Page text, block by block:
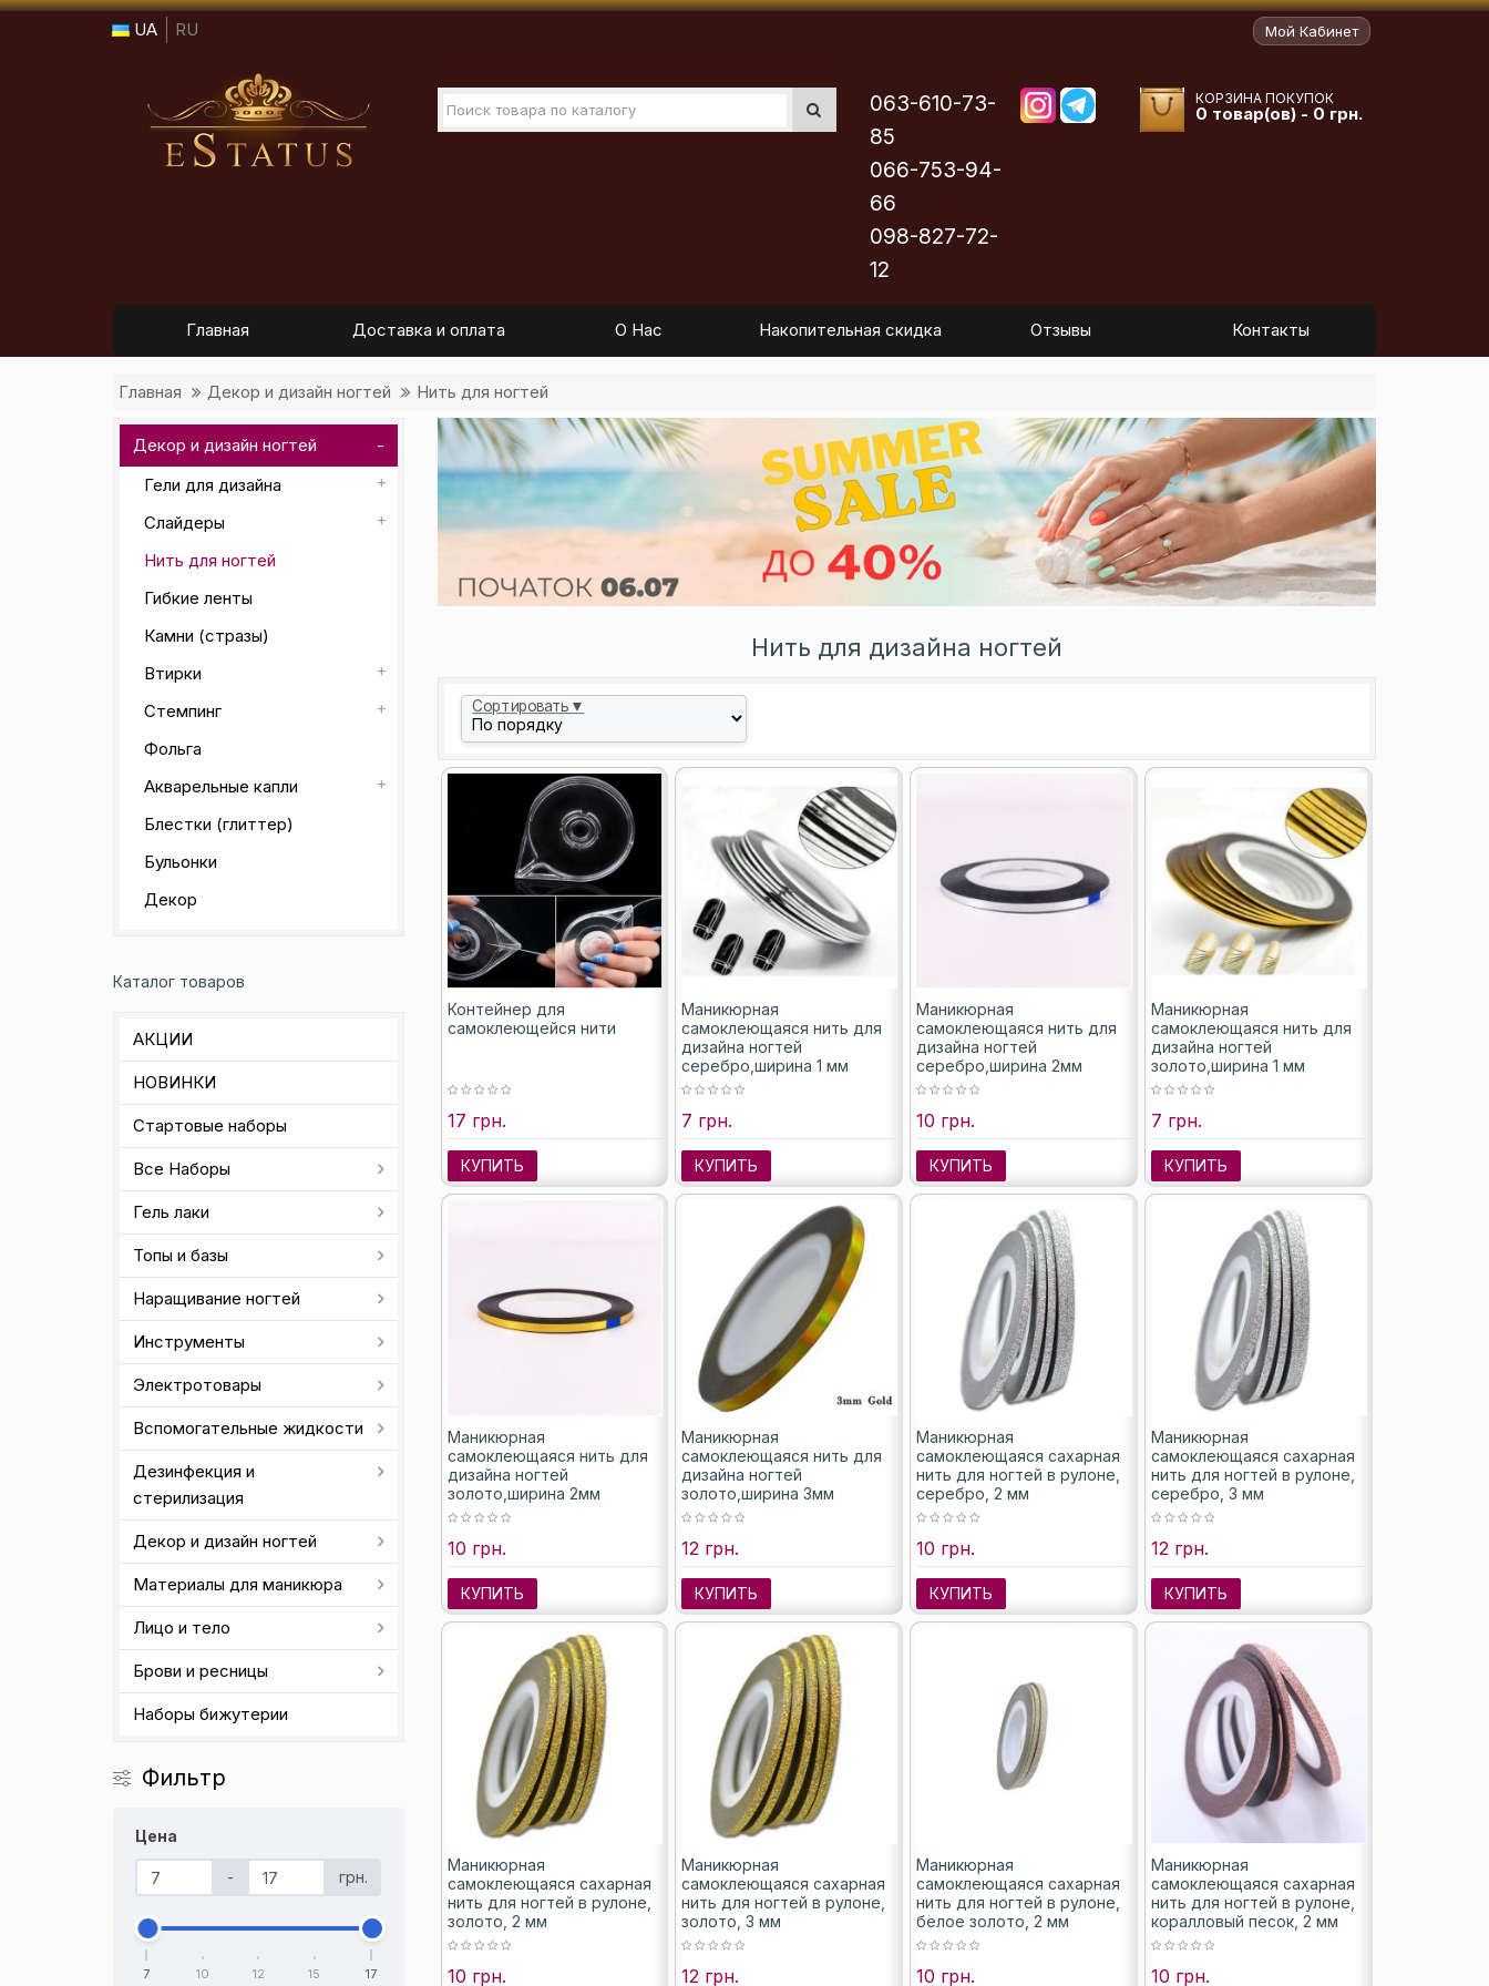
UA RU Мой Кабинет
063-610-73-
85
066-753-94-
66
098-827-72-
12
КОРЗИНА ПОКУПОК
0 товар(ов) - 0 грн.
Главная Доставка и оплата О Нас Накопительная скидка Отзывы Контакты
Главная Декор и дизайн ногтей Нить для ногтей
Декор и дизайн ногтей
Гели для дизайна
Слайдеры
Нить для ногтей
Гибкие ленты
Камни (стразы)
Втирки
Стемпинг
Фольга
Акварельные капли
Блестки (глиттер)
Бульонки
Декор
Каталог товаров
АКЦИИ
НОВИНКИ
Стартовые наборы
Все Наборы
Гель лаки
Топы и базы
Наращивание ногтей
Инструменты
Электротовары
Вспомогательные жидкости
Дезинфекция и
стерилизация
Декор и дизайн ногтей
Материалы для маникюра
Лицо и тело
Брови и ресницы
Наборы бижутерии
Фильтр
Цена
- грн.
7 10 12 15 17
Нить для дизайна ногтей
Сортировать▼
Контейнер для
самоклеющейся нити
17 грн.
КУПИТЬ
Маникюрная
самоклеющаяся нить для
дизайна ногтей
серебро,ширина 1 мм
7 грн.
КУПИТЬ
Маникюрная
самоклеющаяся нить для
дизайна ногтей
серебро,ширина 2мм
10 грн.
КУПИТЬ
Маникюрная
самоклеющаяся нить для
дизайна ногтей
золото,ширина 1 мм
7 грн.
КУПИТЬ
Маникюрная
самоклеющаяся нить для
дизайна ногтей
золото,ширина 2мм
10 грн.
КУПИТЬ
Маникюрная
самоклеющаяся нить для
дизайна ногтей
золото,ширина 3мм
12 грн.
КУПИТЬ
Маникюрная
самоклеющаяся сахарная
нить для ногтей в рулоне,
серебро, 2 мм
10 грн.
КУПИТЬ
Маникюрная
самоклеющаяся сахарная
нить для ногтей в рулоне,
серебро, 3 мм
12 грн.
КУПИТЬ
Маникюрная
самоклеющаяся сахарная
нить для ногтей в рулоне,
золото, 2 мм
10 грн.
Маникюрная
самоклеющаяся сахарная
нить для ногтей в рулоне,
золото, 3 мм
12 грн.
Маникюрная
самоклеющаяся сахарная
нить для ногтей в рулоне,
белое золото, 2 мм
10 грн.
Маникюрная
самоклеющаяся сахарная
нить для ногтей в рулоне,
коралловый песок, 2 мм
10 грн.